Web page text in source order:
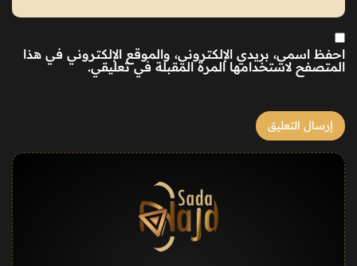
احفظ اسمي، بريدي الإلكتروني، والموقع الإلكتروني في هذا
المتصفح لاستخدامها المرة المقبلة في تعليقي.